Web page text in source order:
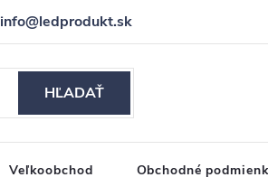
info@ledprodukt.sk
HĽADAŤ
Veľkoobchod Obchodné